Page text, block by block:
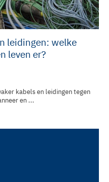
leidingen: welke
leven er?
kabels en leidingen tegen
en ...